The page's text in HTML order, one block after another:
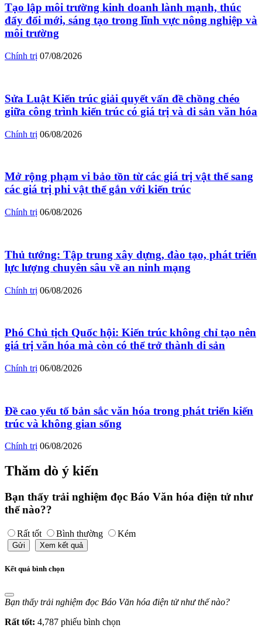
Tạo lập môi trường kinh doanh lành mạnh, thúc
đẩy đổi mới, sáng tạo trong lĩnh vực nông nghiệp và
môi trường
Chính trị 07/08/2026
Sửa Luật Kiến trúc giải quyết vấn đề chồng chéo
giữa công trình kiến trúc có giá trị và di sản văn hóa
Chính trị 06/08/2026
Mở rộng phạm vi bảo tồn từ các giá trị vật thể sang
các giá trị phi vật thể gắn với kiến trúc
Chính trị 06/08/2026
Thủ tướng: Tập trung xây dựng, đào tạo, phát triển
lực lượng chuyên sâu về an ninh mạng
Chính trị 06/08/2026
Phó Chủ tịch Quốc hội: Kiến trúc không chỉ tạo nên
giá trị văn hóa mà còn có thể trở thành di sản
Chính trị 06/08/2026
Đề cao yếu tố bản sắc văn hóa trong phát triển kiến
trúc và không gian sống
Chính trị 06/08/2026
Thăm dò ý kiến
Bạn thấy trải nghiệm đọc Báo Văn hóa điện tử như
thế nào??
Rất tốt Bình thường Kém
Gửi Xem kết quả
Kết quả bình chọn
Bạn thấy trải nghiệm đọc Báo Văn hóa điện tử như thế nào?
Rất tốt: 4,787 phiếu bình chọn